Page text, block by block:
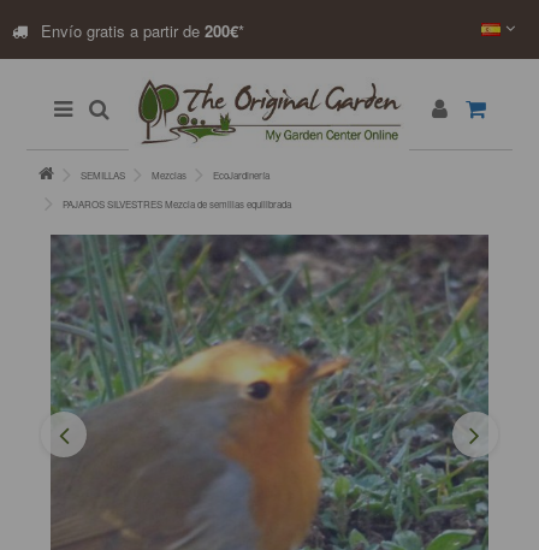
Envío gratis a partir de 200€*
SEMILLAS Mezclas EcoJardinería
PAJAROS SILVESTRES Mezcla de semillas equilibrada